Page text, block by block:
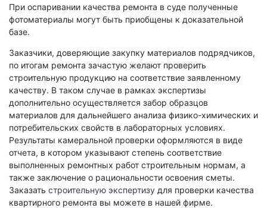
Приемка квартиры
При оспаривании качества ремонта в суде полученные
фотоматериалы могут быть приобщены к доказательной
базе.
Заказчики, доверяющие закупку материалов подрядчиков,
по итогам ремонта зачастую желают проверить
строительную продукцию на соответствие заявленному
качеству. В таком случае в рамках экспертизы
дополнительно осуществляется забор образцов
материалов для дальнейшего анализа физико-химических и
потребительских свойств в лабораторных условиях.
Результаты камеральной проверки оформляются в виде
отчета, в котором указывают степень соответствие
выполненных ремонтных работ строительным нормам, а
также заключение о рациональности освоения сметы.
Заказать строительную экспертизу для проверки качества
квартирного ремонта вы можете в нашей фирме.